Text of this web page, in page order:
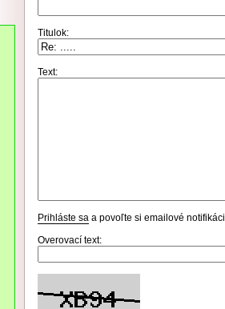
Titulok:
Text:
Prihláste sa a povoľte si emailové
Overovací text: